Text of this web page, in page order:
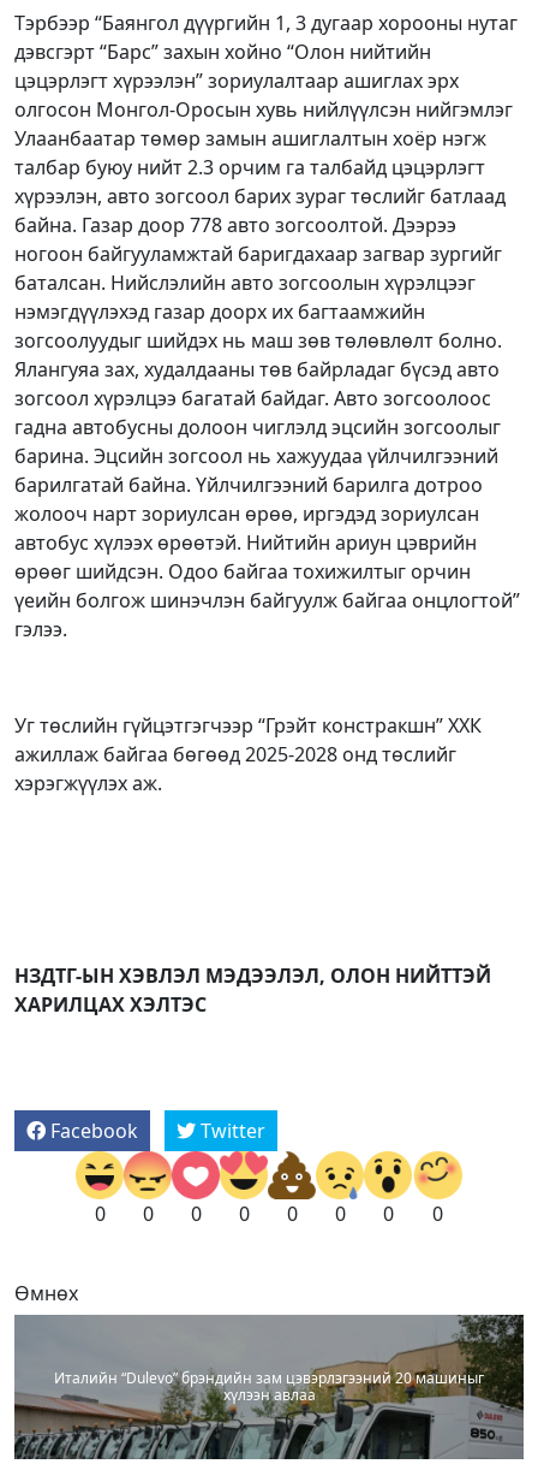
Тэрбээр “Баянгол дүүргийн 1, 3 дугаар хорооны нутаг
дэвсгэрт “Барс” захын хойно “Олон нийтийн
цэцэрлэгт хүрээлэн” зориулалтаар ашиглах эрх
олгосон Монгол-Оросын хувь нийлүүлсэн нийгэмлэг
Улаанбаатар төмөр замын ашиглалтын хоёр нэгж
талбар буюу нийт 2.3 орчим га талбайд цэцэрлэгт
хүрээлэн, авто зогсоол барих зураг төслийг батлаад
байна. Газар доор 778 авто зогсоолтой. Дээрээ
ногоон байгууламжтай баригдахаар загвар зургийг
баталсан. Нийслэлийн авто зогсоолын хүрэлцээг
нэмэгдүүлэхэд газар доорх их багтаамжийн
зогсоолуудыг шийдэх нь маш зөв төлөвлөлт болно.
Ялангуяа зах, худалдааны төв байрладаг бүсэд авто
зогсоол хүрэлцээ багатай байдаг. Авто зогсоолоос
гадна автобусны долоон чиглэлд эцсийн зогсоолыг
барина. Эцсийн зогсоол нь хажуудаа үйлчилгээний
барилгатай байна. Үйлчилгээний барилга дотроо
жолооч нарт зориулсан өрөө, иргэдэд зориулсан
автобус хүлээх өрөөтэй. Нийтийн ариун цэврийн
өрөөг шийдсэн. Одоо байгаа тохижилтыг орчин
үеийн болгож шинэчлэн байгуулж байгаа онцлогтой”
гэлээ.
Уг төслийн гүйцэтгэгчээр “Грэйт констракшн” ХХК
ажиллаж байгаа бөгөөд 2025-2028 онд төслийг
хэрэгжүүлэх аж.
НЗДТГ-ЫН ХЭВЛЭЛ МЭДЭЭЛЭЛ, ОЛОН НИЙТТЭЙ
ХАРИЛЦАХ ХЭЛТЭС
Facebook Twitter
0 0 0 0 0 0 0 0
Өмнөх
Италийн “Dulevo” брэндийн зам цэвэрлэгээний 20 машиныг
хүлээн авлаа